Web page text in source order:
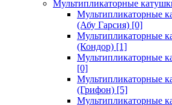
Мультипликаторные
Мультипликаторные
(Абу Гарсия) [0]
Мультипликаторные
(Кондор) [1]
Мультипликаторные
[0]
Мультипликаторные
(Грифон) [5]
Мультипликаторные